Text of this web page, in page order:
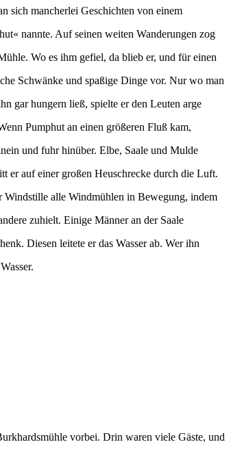
sich mancherlei Geschichten von einem
nannte. Auf seinen weiten Wanderungen zog
Wo es ihm gefiel, da blieb er, und für einen
Schwänke und spaßige Dinge vor. Nur wo man
gar hungern ließ, spielte er den Leuten arge
Pumphut an einen größeren Fluß kam,
und fuhr hinüber. Elbe, Saale und Mulde
er auf einer großen Heuschrecke durch die Luft.
Windstille alle Windmühlen in Bewegung, indem
zuhielt. Einige Männer an der Saale
Diesen leitete er das Wasser ab. Wer ihn
vorbei. Drin waren viele Gäste, und